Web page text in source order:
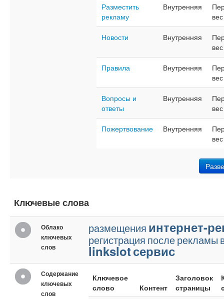
Разместить
рекламу
Внутренняя
вес
Новости Внутренняя
вес
Правила Внутренняя
вес
Вопросы и
ответы
Внутренняя
вес
Пожертвование Внутренняя
вес
Ключевые слова
Облако
ключевых
слов
размещения интернет-
регистрация послерекламы
linkslotсервис
Содержание
ключевых
слов
Ключевое
слово
Контент
Заголовок
страницы